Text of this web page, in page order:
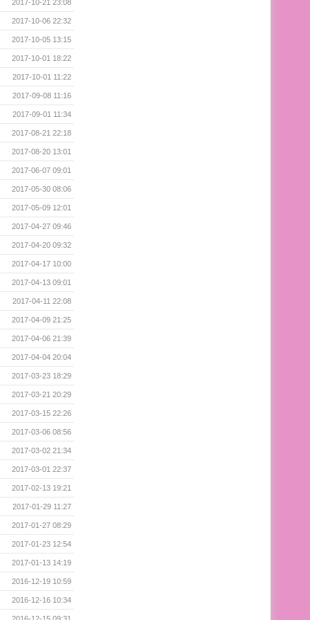
2017-10-21 23:08
2017-10-06 22:32
2017-10-05 13:15
2017-10-01 18:22
2017-10-01 11:22
2017-09-08 11:16
2017-09-01 11:34
2017-08-21 22:18
2017-08-20 13:01
2017-06-07 09:01
2017-05-30 08:06
2017-05-09 12:01
2017-04-27 09:46
2017-04-20 09:32
2017-04-17 10:00
2017-04-13 09:01
2017-04-11 22:08
2017-04-09 21:25
2017-04-06 21:39
2017-04-04 20:04
2017-03-23 18:29
2017-03-21 20:29
2017-03-15 22:26
2017-03-06 08:56
2017-03-02 21:34
2017-03-01 22:37
2017-02-13 19:21
2017-01-29 11:27
2017-01-27 08:29
2017-01-23 12:54
2017-01-13 14:19
2016-12-19 10:59
2016-12-16 10:34